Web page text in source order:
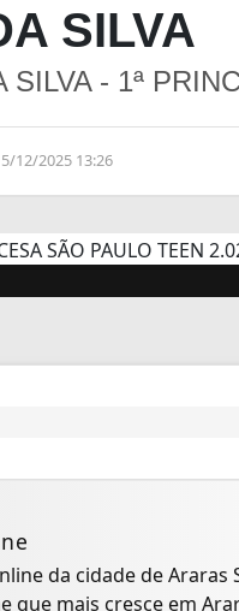
SILVA
- 1ª
12/2025 13:26
da cidade de Araras
Online que mais cresce em